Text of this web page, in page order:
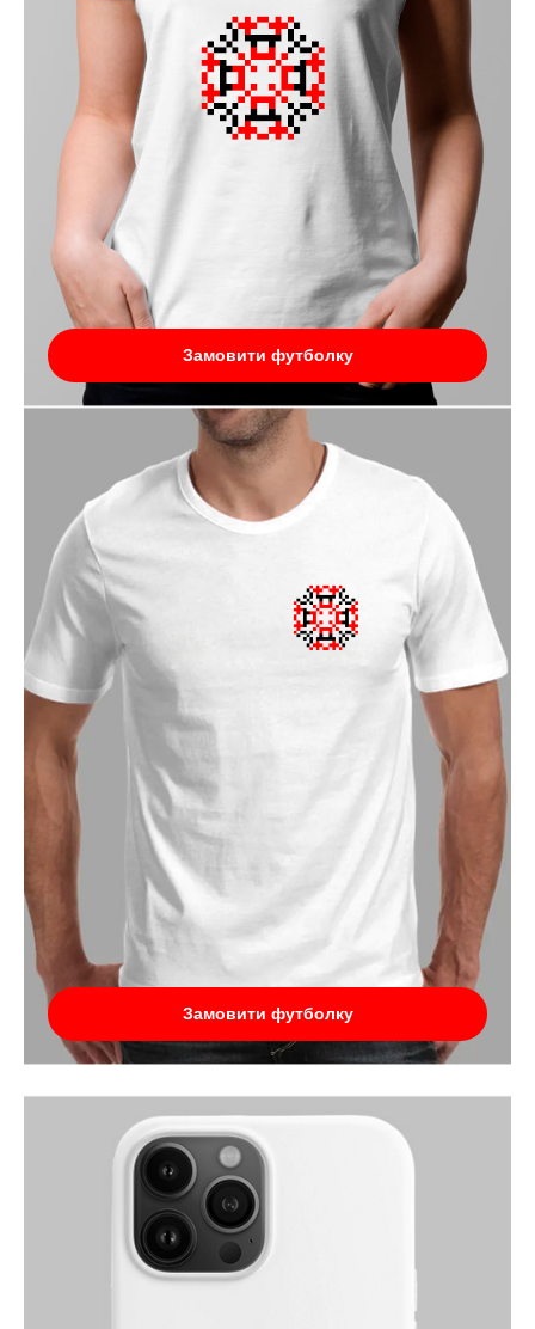
Замовити футболку
Замовити футболку